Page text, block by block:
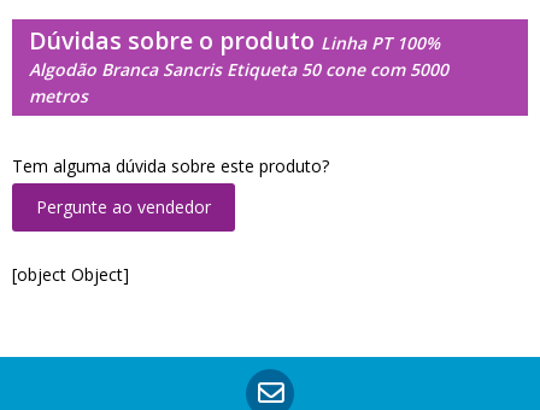
Dúvidas sobre o produto Linha PT 100%
Algodão Branca Sancris Etiqueta 50 cone com 5000
metros
Tem alguma dúvida sobre este produto?
Pergunte ao vendedor
[object Object]